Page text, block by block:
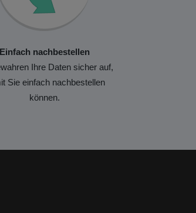
Einfach nachbestellen
Ihre Daten sicher auf,
Sie einfach nachbestellen
können.